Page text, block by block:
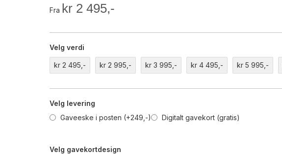
Fra kr 2 495,-
Velg levering
Gaveeske i posten (+249,-)
Digitalt gavekort (gratis)
Velg verdi
kr 2 495,- kr 2 995,- kr 3 995,- kr 4 495,- kr 5 995,-
Velg gavekortdesign